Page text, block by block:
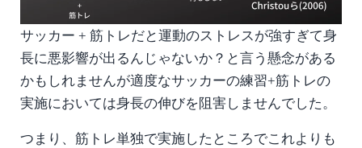
サッカー + 筋トレだと運動のストレスが強すぎて身
長に悪影響が出るんじゃないか？と言う懸念がある
かもしれませんが適度なサッカーの練習+筋トレの
実施においては身長の伸びを阻害しませんでした。
つまり、筋トレ単独で実施したところでこれよりも